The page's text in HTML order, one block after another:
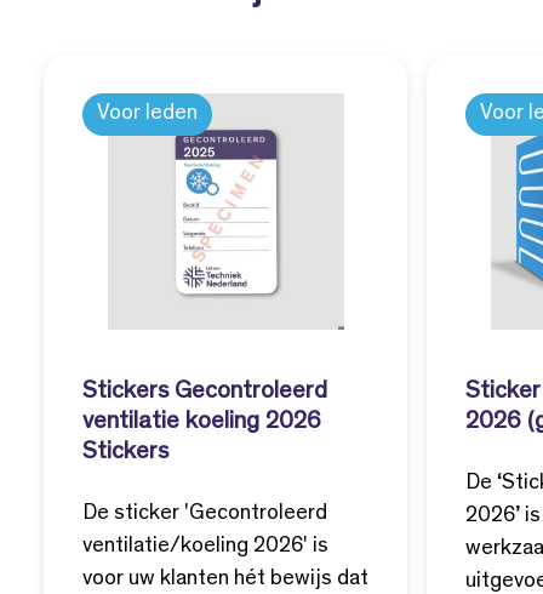
Voor leden
Stickers Gecontroleerd
ventilatie koeling 2026
Stickers
De sticker 'Gecontroleerd
ventilatie/koeling 2026' is
voor uw klanten hét bewijs dat
Voor
2026
De
2026’